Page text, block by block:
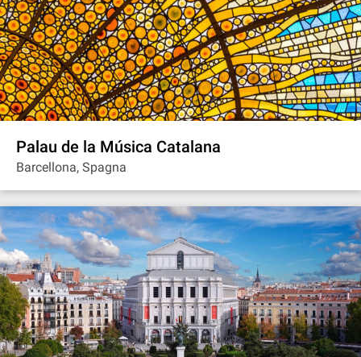
Palau de la Música Catalana
Barcellona, Spagna